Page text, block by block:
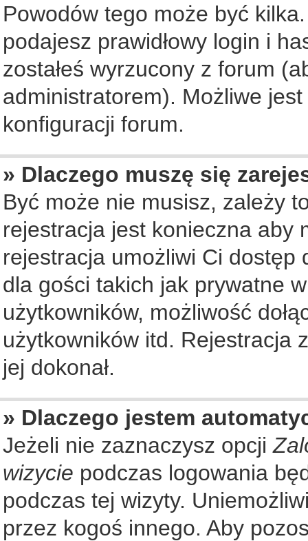
Powodów tego może być
podajesz prawidłowy login i
zostałeś wyrzucony z forum
administratorem). Możliwe
konfiguracji forum.
» Dlaczego muszę się
Być może nie musisz, zależy
rejestracja jest konieczna aby
rejestracja umożliwi Ci
dla gości takich jak prywatne
użytkowników, możliwość
użytkowników itd. Rejestracja
jej dokonał.
» Dlaczego jestem
Jeżeli nie zaznaczysz opcji
wizycie podczas logowania
podczas tej wizyty.
przez kogoś innego. Aby